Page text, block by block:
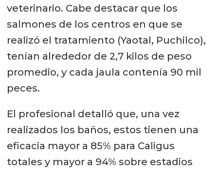
veterinario. Cabe destacar que los
salmones de los centros en que se
realizó el tratamiento (Yaotal, Puchilco),
tenían alrededor de 2,7 kilos de peso
promedio, y cada jaula contenía 90 mil
peces.
El profesional detalló que, una vez
realizados los baños, estos tienen una
eficacia mayor a 85% para Caligus
totales y mayor a 94% sobre estadios